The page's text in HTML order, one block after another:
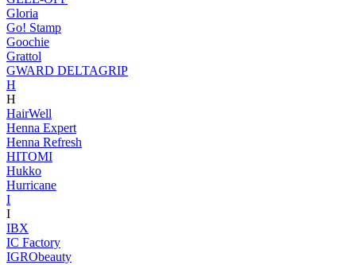
Gloria
Go! Stamp
Goochie
Grattol
GWARD DELTAGRIP
H
H
HairWell
Henna Expert
Henna Refresh
HITOMI
Hukko
Hurricane
I
I
IBX
IC Factory
IGRObeauty